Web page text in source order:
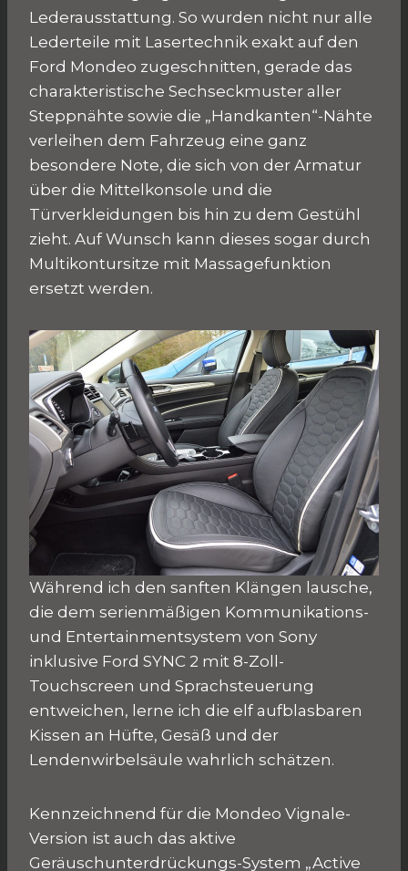
Lederausstattung. So wurden nicht nur alle
Lederteile mit Lasertechnik exakt auf den
Ford Mondeo zugeschnitten, gerade das
charakteristische Sechseckmuster aller
Steppnähte sowie die „Handkanten“-Nähte
verleihen dem Fahrzeug eine ganz
besondere Note, die sich von der Armatur
über die Mittelkonsole und die
Türverkleidungen bis hin zu dem Gestühl
zieht. Auf Wunsch kann dieses sogar durch
Multikontursitze mit Massagefunktion
ersetzt werden.
Während ich den sanften Klängen lausche,
die dem serienmäßigen Kommunikations-
und Entertainmentsystem von Sony
inklusive Ford SYNC 2 mit 8-Zoll-
Touchscreen und Sprachsteuerung
entweichen, lerne ich die elf aufblasbaren
Kissen an Hüfte, Gesäß und der
Lendenwirbelsäule wahrlich schätzen.
Kennzeichnend für die Mondeo Vignale-
Version ist auch das aktive
Geräuschunterdrückungs-System „Active